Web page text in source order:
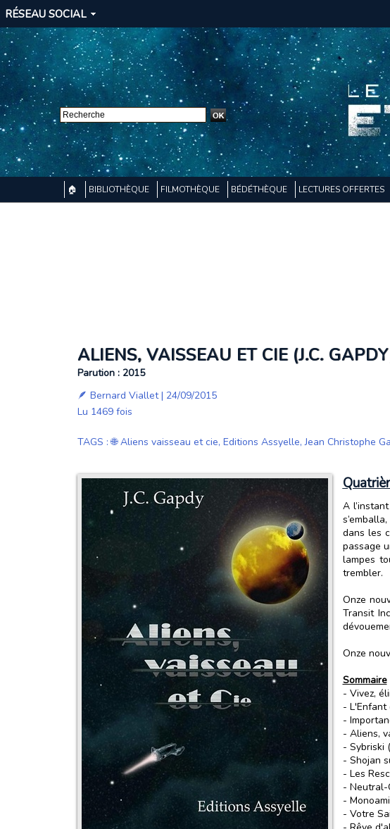
RÉSEAU SOCIAL
🏠 BIBLIOTHÈQUE FILMOTHÈQUE BÉDÉTHÈQUE LECTURES OFFERTES
ALIENS, VAISSEAU ET CIE (J.C.
Parution : 2015
🪶 Bernard Viallet| 24/09/2015
Lu 1469 fois
TAGS :🌐 Aliens vaisseau et cie, Editions Assyelle,Jean Christophe
A
dans les
passage
lampes
trembler.
Onze
Transit
Onze
Sommaire
- Vivez,
-
-
- Aliens,
- Sybriski
- Shojan
- Les
- Neutral-
-
- Votre